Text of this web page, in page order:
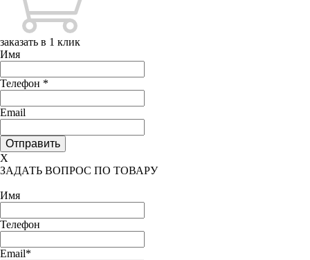
заказать в 1 клик
Имя
Телефон *
Email
X
ЗАДАТЬ ВОПРОС ПО ТОВАРУ
Имя
Телефон
Email*